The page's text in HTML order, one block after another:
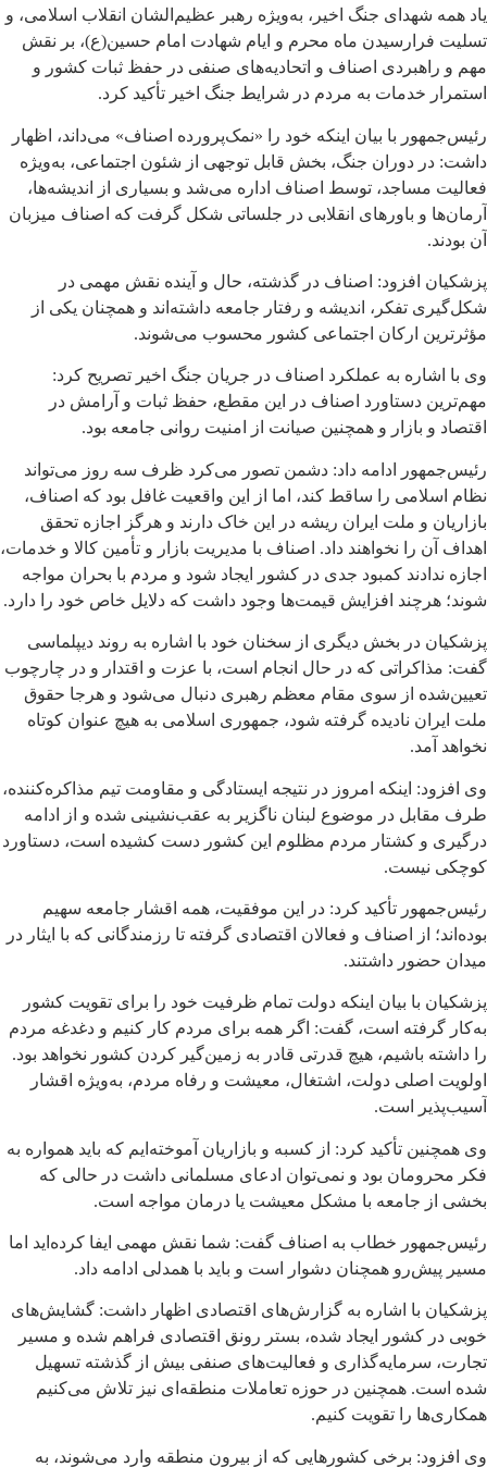
یاد همه شهدای جنگ اخیر، به‌ویژه رهبر عظیم‌الشان انقلاب اسلامی، و
تسلیت فرارسیدن ماه محرم و ایام شهادت امام حسین(ع)، بر نقش
مهم و راهبردی اصناف و اتحادیه‌های صنفی در حفظ ثبات کشور و
استمرار خدمات به مردم در شرایط جنگ اخیر تأکید کرد.
رئیس‌جمهور با بیان اینکه خود را «نمک‌پرورده اصناف» می‌داند، اظهار
داشت: در دوران جنگ، بخش قابل توجهی از شئون اجتماعی، به‌ویژه
فعالیت مساجد، توسط اصناف اداره می‌شد و بسیاری از اندیشه‌ها،
آرمان‌ها و باورهای انقلابی در جلساتی شکل گرفت که اصناف میزبان
آن بودند.
پزشکیان افزود: اصناف در گذشته، حال و آینده نقش مهمی در
شکل‌گیری تفکر، اندیشه و رفتار جامعه داشته‌اند و همچنان یکی از
مؤثرترین ارکان اجتماعی کشور محسوب می‌شوند.
وی با اشاره به عملکرد اصناف در جریان جنگ اخیر تصریح کرد:
مهم‌ترین دستاورد اصناف در این مقطع، حفظ ثبات و آرامش در
اقتصاد و بازار و همچنین صیانت از امنیت روانی جامعه بود.
رئیس‌جمهور ادامه داد: دشمن تصور می‌کرد ظرف سه روز می‌تواند
نظام اسلامی را ساقط کند، اما از این واقعیت غافل بود که اصناف،
بازاریان و ملت ایران ریشه در این خاک دارند و هرگز اجازه تحقق
اهداف آن را نخواهند داد. اصناف با مدیریت بازار و تأمین کالا و خدمات،
اجازه ندادند کمبود جدی در کشور ایجاد شود و مردم با بحران مواجه
شوند؛ هرچند افزایش قیمت‌ها وجود داشت که دلایل خاص خود را دارد.
پزشکیان در بخش دیگری از سخنان خود با اشاره به روند دیپلماسی
گفت: مذاکراتی که در حال انجام است، با عزت و اقتدار و در چارچوب
تعیین‌شده از سوی مقام معظم رهبری دنبال می‌شود و هرجا حقوق
ملت ایران نادیده گرفته شود، جمهوری اسلامی به هیچ عنوان کوتاه
نخواهد آمد.
وی افزود: اینکه امروز در نتیجه ایستادگی و مقاومت تیم مذاکره‌کننده،
طرف مقابل در موضوع لبنان ناگزیر به عقب‌نشینی شده و از ادامه
درگیری و کشتار مردم مظلوم این کشور دست کشیده است، دستاورد
کوچکی نیست.
رئیس‌جمهور تأکید کرد: در این موفقیت، همه اقشار جامعه سهیم
بوده‌اند؛ از اصناف و فعالان اقتصادی گرفته تا رزمندگانی که با ایثار در
میدان حضور داشتند.
پزشکیان با بیان اینکه دولت تمام ظرفیت خود را برای تقویت کشور
به‌کار گرفته است، گفت: اگر همه برای مردم کار کنیم و دغدغه مردم
را داشته باشیم، هیچ قدرتی قادر به زمین‌گیر کردن کشور نخواهد بود.
اولویت اصلی دولت، اشتغال، معیشت و رفاه مردم، به‌ویژه اقشار
آسیب‌پذیر است.
وی همچنین تأکید کرد: از کسبه و بازاریان آموخته‌ایم که باید همواره به
فکر محرومان بود و نمی‌توان ادعای مسلمانی داشت در حالی که
بخشی از جامعه با مشکل معیشت یا درمان مواجه است.
رئیس‌جمهور خطاب به اصناف گفت: شما نقش مهمی ایفا کرده‌اید اما
مسیر پیش‌رو همچنان دشوار است و باید با همدلی ادامه داد.
پزشکیان با اشاره به گزارش‌های اقتصادی اظهار داشت: گشایش‌های
خوبی در کشور ایجاد شده، بستر رونق اقتصادی فراهم شده و مسیر
تجارت، سرمایه‌گذاری و فعالیت‌های صنفی بیش از گذشته تسهیل
شده است. همچنین در حوزه تعاملات منطقه‌ای نیز تلاش می‌کنیم
همکاری‌ها را تقویت کنیم.
وی افزود: برخی کشورهایی که از بیرون منطقه وارد می‌شوند، به